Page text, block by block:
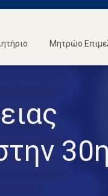
Μητρώο
30η